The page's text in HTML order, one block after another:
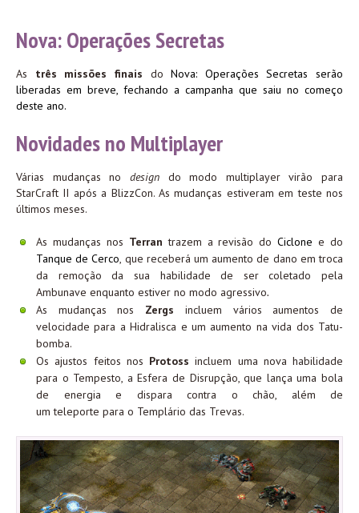
Nova: Operações Secretas
As três missões finais doNova: Operações Secretas
serão
liberadas em breve, fechando a campanha que saiu no começo
deste ano.
Novidades no Multiplayer
Várias mudanças no designdo modo multiplayer virão para
StarCraft II após a BlizzCon. As mudanças estiveram em teste nos
últimos meses.
As mudanças nos Terran trazem a revisão doCiclone e do
Tanque de Cerco, que receberá um aumento de dano em troca
da remoção da sua habilidade de ser coletado pela
Ambunave enquanto estiver no modo agressivo.
As mudanças nos Zergs incluem vários aumentos de
velocidade para a Hidralisca e um aumento na vida dos Tatu-
bomba.
Os ajustos feitos nos Protoss incluem uma nova habilidade
para o Tempesto, a Esfera de Disrupção, que lança uma bola
de energia e dispara contra o chão, além de
um teleporte para o Templário das Trevas.